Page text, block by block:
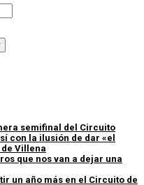
semifinal del Circuito
con la ilusión de dar «el
Villena
que nos van a dejar una
un año más en el Circuito de